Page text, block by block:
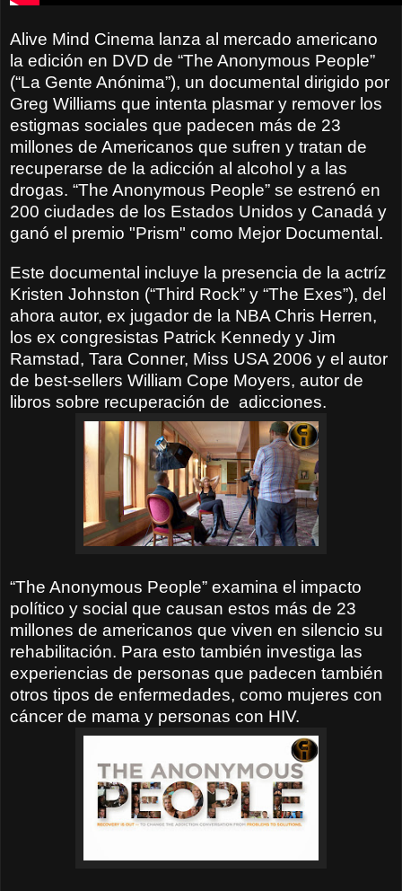
Alive Mind Cinema lanza al mercado americano
la edición en DVD de “The Anonymous People”
(“La Gente Anónima”), un documental dirigido por
Greg Williams que intenta plasmar y remover los
estigmas sociales que padecen más de 23
millones de Americanos que sufren y tratan de
recuperarse de la adicción al alcohol y a las
drogas. “The Anonymous People” se estrenó en
200 ciudades de los Estados Unidos y Canadá y
ganó el premio "Prism" como Mejor Documental.
Este documental incluye la presencia de la actríz
Kristen Johnston (“Third Rock” y “The Exes”), del
ahora autor, ex jugador de la NBA Chris Herren,
los ex congresistas Patrick Kennedy y Jim
Ramstad, Tara Conner, Miss USA 2006 y el autor
de best-sellers William Cope Moyers, autor de
libros sobre recuperación de adicciones.
“The Anonymous People” examina el impacto
político y social que causan estos más de 23
millones de americanos que viven en silencio su
rehabilitación. Para esto también investiga las
experiencias de personas que padecen también
otros tipos de enfermedades, como mujeres con
cáncer de mama y personas con HIV.